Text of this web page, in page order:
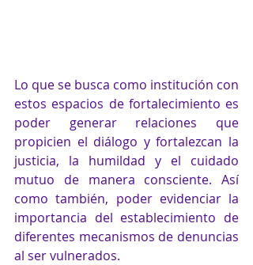
Lo que se busca como institución con
estos espacios de fortalecimiento es
poder generar relaciones que
propicien el diálogo y fortalezcan la
justicia, la humildad y el cuidado
mutuo de manera consciente. Así
como también, poder evidenciar la
importancia del establecimiento de
diferentes mecanismos de denuncias
al ser vulnerados.